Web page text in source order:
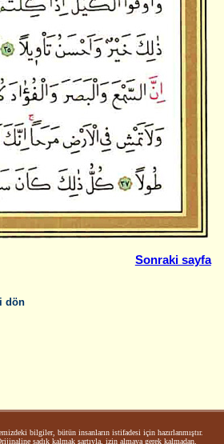
Sonraki sayfa
dön
bilgiler, bütün insanların istifadesi için hazırlanmıştır.
sadık kalmak şartıyla, izin almaya gerek kalmadan,